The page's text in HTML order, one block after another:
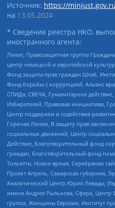
Источник: https://
на 13.05.2024
* Сведения реестра НКО,
иностранного агента:
Лилит, Правозащитная группа
центр немецкой и европейской
Фонд защиты прав граждан Штаб,
Фонд борьбы с коррупцией, Альянс
СПИДа, СВЕЧА, Гуманитарное
Избирателей, Правовая инициатива,
Центр поддержки и содействия
Горячая Линия, В защиту прав
социальных движений, Центр
Действие, Благотворительный фонд
граждан, Благотворительный фонд
Тольятти, Новое время, Серебряная
Проект Апрель, Самарская губерния,
Аналитический Центр Юрия Левады,
имени Андрея Рылькова, Сфера, Центр
группа, Женщины Евразии, Институт